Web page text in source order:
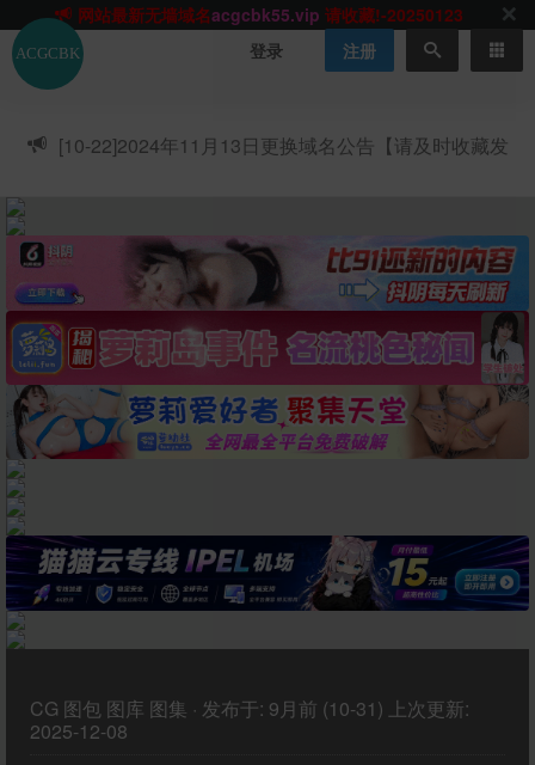
网站TG群聊t.me/acgbuster请收藏!
ACGCBK官方App
点击下载 永不迷路！
网站最新无墙域名
请收藏!-20250123
ACGCBK官方App 点击下载永不迷路！
网站最新无墙域名
网站永久主站域名acgcbk.vip
请收藏!
ACGCBK官方App点击下载
永不迷路！
网站最新无墙域名acgcbk55.vip请收藏!-20250123
登录 注册
[10-22]2024年11月13日更换域名公告【请及时收藏发
CG 图包 图库 图集 · 发布于: 9月前 (10-31) 上次更新:
2025-12-08